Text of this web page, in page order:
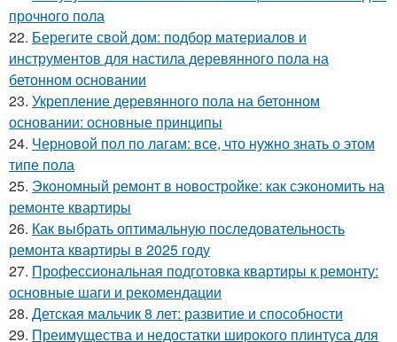
прочного пола
22. Берегите свой дом: подбор материалов и
инструментов для настила деревянного пола на
бетонном основании
23. Укрепление деревянного пола на бетонном
основании: основные принципы
24. Черновой пол по лагам: все, что нужно знать о этом
типе пола
25. Экономный ремонт в новостройке: как сэкономить на
ремонте квартиры
26. Как выбрать оптимальную последовательность
ремонта квартиры в 2025 году
27. Профессиональная подготовка квартиры к ремонту:
основные шаги и рекомендации
28. Детская мальчик 8 лет: развитие и способности
29. Преимущества и недостатки широкого плинтуса для